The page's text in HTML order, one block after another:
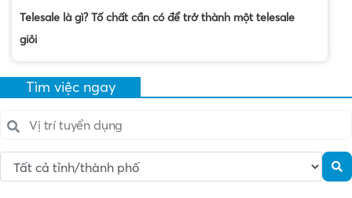
Telesale là gì? Tố chất cần có để trở thành một telesale
giỏi
Tìm việc ngay